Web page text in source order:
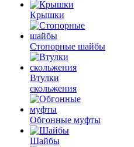
Крышки
Стопорные шайбы
Втулки
скольжения
Обгонные муфты
Шайбы